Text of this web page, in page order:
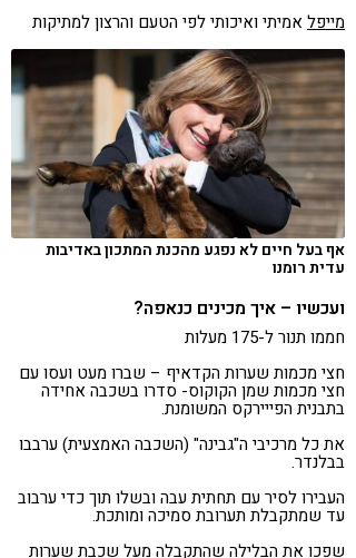
מייפל אמיתי ואיכותי לפי הטעם והרצון למתיקות
אף בעל חיים לא נפגע מהכנת המתכון באדיבות
עדית רומנו
ועכשיו – איך מכינים כנאפה?
חממו תנור ל-175 מעלות
חצי מכמות שערות הקדאיף – שברו מעט ועסו עם
חצי מכמות שמן הקוקוס- סדרו בשכבה אחידה
בתבנית הפייירקס המשומנת.
את כל מרכיבי ה"גבינה" (השכבה האמצעית) ערבבו
בבלנדר.
העבירו לסיר עם תחתית עבה ובשלו תוך כדי ערבוב
עד שמתקבלת תערובת סמיכה ומותכת.
שפכו את הבלילה שהתקבלה מעל שכבת שערות